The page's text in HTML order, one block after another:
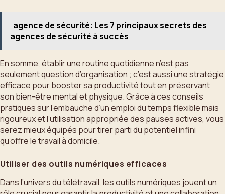
agence de sécurité: Les 7 principaux secrets des
agences de sécurité à succès
En somme, établir une routine quotidienne n’est pas
seulement question d’organisation ; c’est aussi une stratégie
efficace pour booster sa productivité tout en préservant
son bien-être mental et physique. Grâce à ces conseils
pratiques sur l’embauche d’un emploi du temps flexible mais
rigoureux et l’utilisation appropriée des pauses actives, vous
serez mieux équipés pour tirer parti du potentiel infini
qu’offre le travail à domicile.
Utiliser des outils numériques efficaces
Dans l’univers du télétravail, les outils numériques jouent un